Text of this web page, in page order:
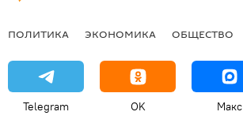
ПОЛИТИКА ЭКОНОМИКА ОБЩЕСТВО
Telegram OK Макс